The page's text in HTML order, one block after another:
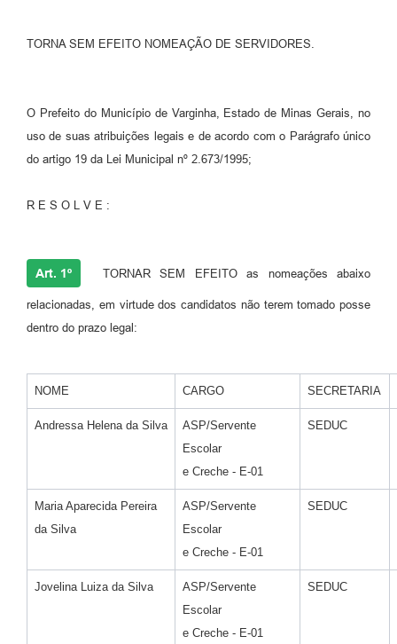
TORNA SEM EFEITO NOMEAÇÃO DE SERVIDORES.
O Prefeito do Município de Varginha, Estado de Minas Gerais, no
uso de suas atribuições legais e de acordo com o Parágrafo único
do artigo 19 da Lei Municipal nº 2.673/1995;
R E S O L V E :
Art. 1º TORNAR SEM EFEITO as nomeações abaixo
relacionadas, em virtude dos candidatos não terem tomado posse
dentro do prazo legal:
NOME CARGO SECRETARIA
Andressa Helena da Silva
ASP/Servente
Escolar
e Creche - E-01
SEDUC
Maria Aparecida Pereira
da Silva
ASP/Servente
Escolar
e Creche - E-01
SEDUC
Jovelina Luiza da Silva
ASP/Servente
Escolar
e Creche - E-01
SEDUC